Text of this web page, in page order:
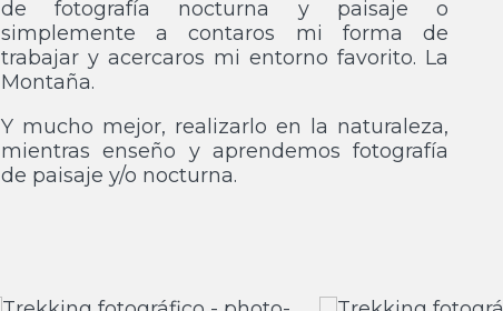
de fotografía nocturna y paisaje o
simplemente a contaros mi forma de
trabajar y acercaros mi entorno favorito. La
Montaña.
Y mucho mejor, realizarlo en la naturaleza,
mientras enseño y aprendemos fotografía
de paisaje y/o nocturna.